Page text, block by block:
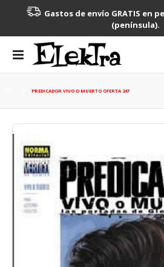
Gastos de envío GRATIS en
(península).
Toggle
Nav
PREDICADOR VIVO O MUERTO OFERTA 247
Saltar
final
galería
imágenes